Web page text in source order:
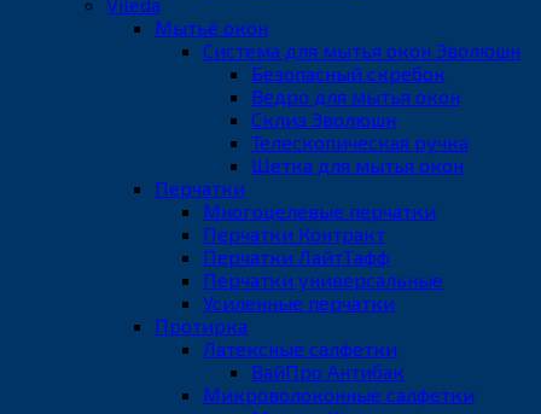
Мытьё окон
Система для мытья окон Эволюшн
Безопасный скребок
Ведро для мытья окон
Склиз Эволюшн
Телескопическая ручка
Щетка для мытья окон
Перчатки
Многоцелевые перчатки
Перчатки Контракт
Перчатки ЛайтТафф
Перчатки универсальные
Усиленные перчатки
Протирка
Латексные салфетки
ВайПро Антибак
Микроволоконные салфетки